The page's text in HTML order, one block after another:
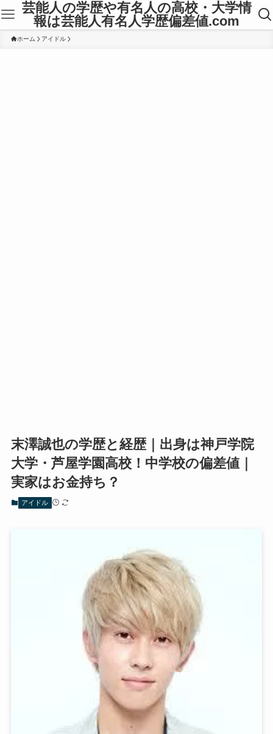
芸能人の学歴や有名人の高校・大学情
報は芸能人有名人学歴偏差値.com
ホーム アイドル
末澤誠也の学歴と経歴｜出身は神戸学院
大学・芦屋学園高校！中学校の偏差値｜
実家はお金持ち？
アイドル